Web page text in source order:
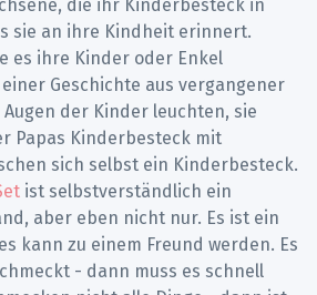
die ihr Kinderbesteck in
sie an ihre Kindheit erinnert.
es ihre Kinder oder Enkel
Geschichte aus vergangener
der Kinder leuchten, sie
Papas Kinderbesteck mit
sich selbst ein Kinderbesteck.
ist selbstverständlich ein
aber eben nicht nur. Es ist ein
kann zu einem Freund werden. Es
- dann muss es schnell